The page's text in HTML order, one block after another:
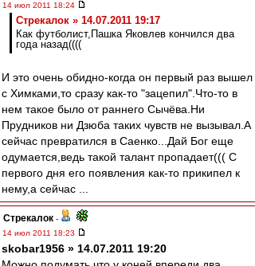
14 июл 2011 18:24
Стрекалок » 14.07.2011 19:17
Как футболист,Пашка Яковлев кончился два
года назад((((
И это очень обидно-когда он первый раз вышел
с Химками,то сразу как-то "зацепил".Что-то в
нем такое было от раннего Сычёва.Ни
Прудников ни Дзюба таких чувств не вызывал.А
сейчас превратился в Саенко...Дай Бог еще
одумается,ведь такой талант пропадает((( С
первого дня его появления как-то прикипел к
нему,а сейчас ...
Стрекалок -
14 июл 2011 18:23
skobar1956 » 14.07.2011 19:20